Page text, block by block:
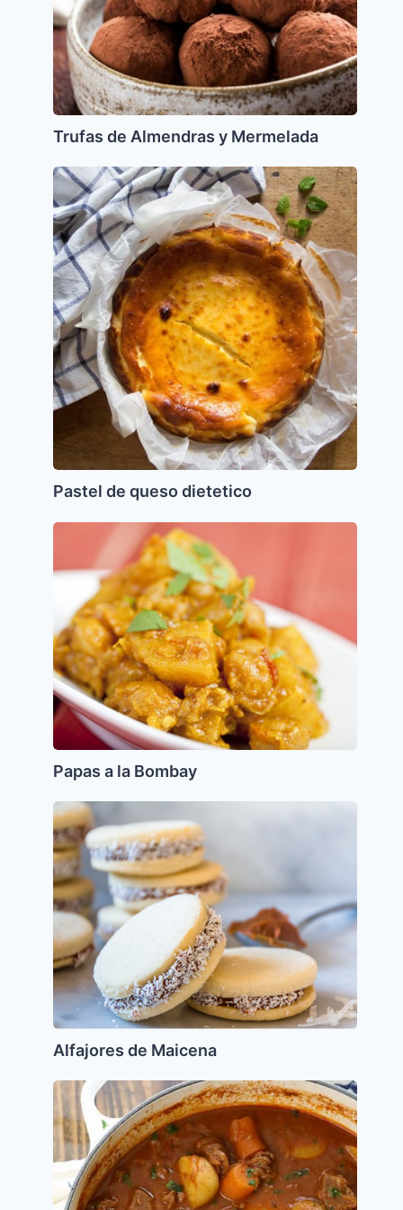
Trufas de Almendras y Mermelada
Pastel
de
queso
dietetico
Pastel de queso dietetico
Papas
la
Bombay
Papas a la Bombay
Alfajores
de
Maicena
Alfajores de Maicena
Goulash
Gulash
Hungaro